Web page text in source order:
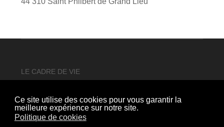
Ce site utilise des cookies pour vous garantir la
meilleure expérience sur notre site.
Politique de cookies
LE CADRE DE VIE
Les services
Les activités